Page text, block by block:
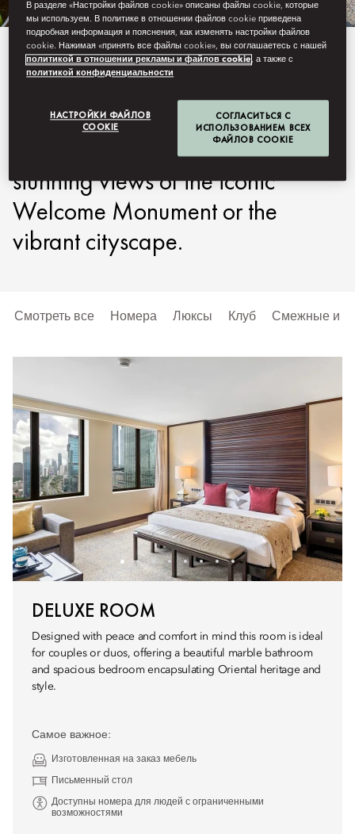
Blending warm Indonesian
contemporary design, each of our
spacious rooms and suites offers
stunning views of the iconic
Welcome Monument or the
vibrant cityscape.
Смотреть все Номера Люксы Клуб Смежные и
DELUXE ROOM
Designed with peace and comfort in mind this room is ideal
for couples or duos, offering a beautiful marble bathroom
and spacious bedroom encapsulating Oriental heritage and
style.
Самое важное:
Изготовленная на заказ мебель
Письменный стол
Доступны номера для людей с ограниченными
возможностями
В разделе «Настройки файлов cookie» описаны файлы cookie, которые
мы используем. В политике в отношении файлов cookie приведена
подробная информация и пояснения, как изменять настройки файлов
cookie. Нажимая «принять все файлы cookie», вы соглашаетесь с нашей
политикой в отношении рекламы и файлов cookie, а также с
политикой конфиденциальности
НАСТРОЙКИ ФАЙЛОВ
COOKIE
СОГЛАСИТЬСЯ С
ИСПОЛЬЗОВАНИЕМ ВСЕХ
ФАЙЛОВ COOKIE